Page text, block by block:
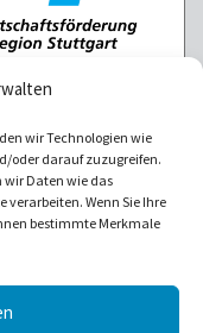
wir Technologien wie
oder darauf zuzugreifen.
wir Daten wie das
verarbeiten. Wenn Sie Ihre
bestimmte Merkmale